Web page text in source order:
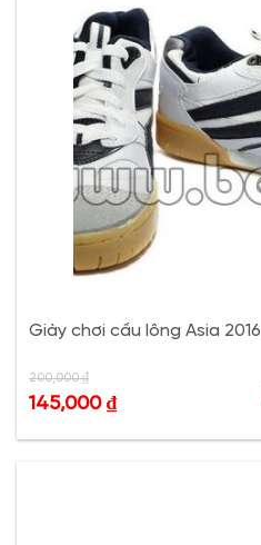
Giày chơi cầu lông Asia 2016
200,000₫
145,000 ₫